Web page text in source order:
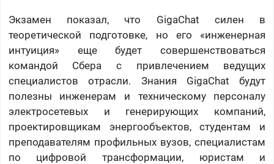
Экзамен показал, что GigaChat силен в
теоретической подготовке, но его «инженерная
интуиция» еще будет совершенствоваться
командой Сбера с привлечением ведущих
специалистов отрасли. Знания GigaChat будут
полезны инженерам и техническому персоналу
электросетевых и генерирующих компаний,
проектировщикам энергообъектов, студентам и
преподавателям профильных вузов, специалистам
по цифровой трансформации, юристам и